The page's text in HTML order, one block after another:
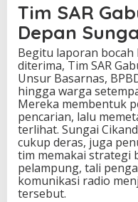
Tim SAR
Depan
Begitu laporan bocah
diterima, Tim SAR
Unsur Basarnas,
hingga warga
Mereka membentuk
pencarian, lalu
terlihat. Sungai
cukup deras, juga
tim memakai strategi
pelampung, tali
komunikasi radio
tersebut.